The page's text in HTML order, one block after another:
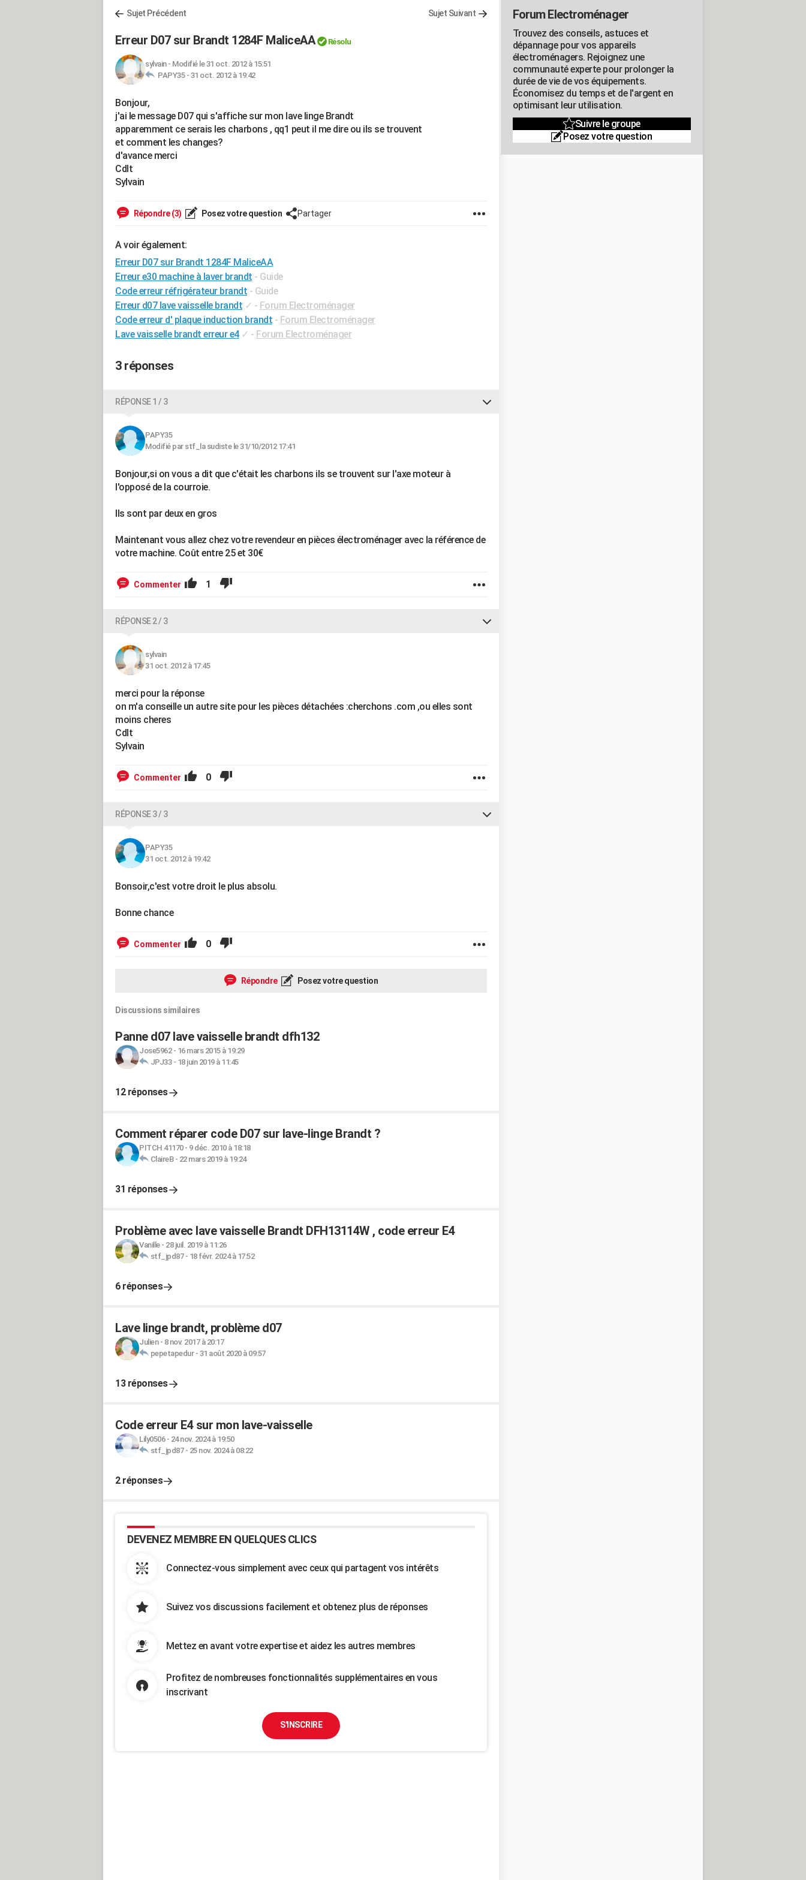
Sujet Précédent Sujet Suivant
Erreur D07 sur Brandt 1284F MaliceAA Résolu
sylvain- Modifié le 31 oct. 2012 à 15:51
PAPY35 - 31 oct. 2012 à 19:42
Bonjour,
j'ai le message D07 qui s'affiche sur mon lave linge Brandt
apparemment ce serais les charbons , qq1 peut il me dire ou ils se trouvent
et comment les changes?
d'avance merci
Cdlt
Sylvain
Répondre (3) Posez votre question Partager
A voir également:
Erreur D07 sur Brandt 1284F MaliceAA
Erreur e30 machine à laver brandt - Guide
Code erreur réfrigérateur brandt - Guide
Erreur d07 lave vaisselle brandt ✓ - Forum Electroménager
Code erreur d' plaque induction brandt - Forum Electroménager
Lave vaisselle brandt erreur e4 ✓ - Forum Electroménager
3 réponses
RÉPONSE 1 / 3
PAPY35
Modifié par stf_la sudiste le 31/10/2012 17:41
Bonjour,si on vous a dit que c'était les charbons ils se trouvent sur l'axe moteur à
l'opposé de la courroie.
Ils sont par deux en gros
Maintenant vous allez chez votre revendeur en pièces électroménager avec la référence de
votre machine. Coût entre 25 et 30€
Commenter 1
RÉPONSE 2 / 3
sylvain
31 oct. 2012 à 17:45
merci pour la réponse
on m'a conseille un autre site pour les pièces détachées :cherchons .com ,ou elles sont
moins cheres
Cdlt
Sylvain
Commenter 0
RÉPONSE 3 / 3
PAPY35
31 oct. 2012 à 19:42
Bonsoir,c'est votre droit le plus absolu.
Bonne chance
Commenter 0
Répondre Posez votre question
Discussions similaires
Panne d07 lave vaisselle brandt dfh132
Jose5962- 16 mars 2015 à 19:29
JPJ33- 18 juin 2019 à 11:45
12 réponses
Comment réparer code D07 sur lave-linge Brandt ?
PITCH 41170- 9 déc. 2010 à 18:18
ClaireB- 22 mars 2019 à 19:24
31 réponses
Problème avec lave vaisselle Brandt DFH13114W , code erreur E4
Vanille- 28 juil. 2019 à 11:26
stf_jpd87- 18 févr. 2024 à 17:52
6 réponses
Lave linge brandt, problème d07
Julien- 8 nov. 2017 à 20:17
pepetapedur- 31 août 2020 à 09:57
13 réponses
Code erreur E4 sur mon lave-vaisselle
Lily0506- 24 nov. 2024 à 19:50
stf_jpd87- 25 nov. 2024 à 08:22
2 réponses
DEVENEZ MEMBRE EN QUELQUES CLICS
Connectez-vous simplement avec ceux qui partagent vos intérêts
Suivez vos discussions facilement et obtenez plus de réponses
Mettez en avant votre expertise et aidez les autres membres
Profitez de nombreuses fonctionnalités supplémentaires en vous
inscrivant
S'INSCRIRE
Forum Electroménager
Trouvez des conseils, astuces et
dépannage pour vos appareils
électroménagers. Rejoignez une
communauté experte pour prolonger la
durée de vie de vos équipements.
Économisez du temps et de l'argent en
optimisant leur utilisation.
Suivre le groupe
Posez votre question